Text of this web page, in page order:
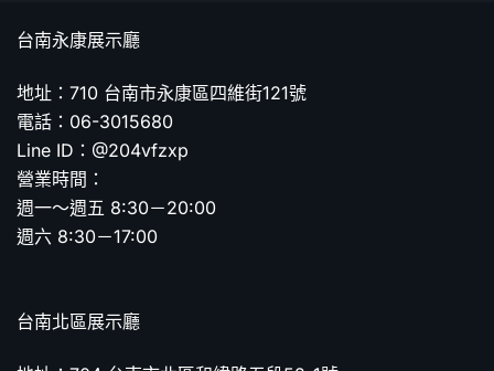
台南永康展示廳
地址：710 台南市永康區四維街121號
電話：06-3015680
Line ID：@204vfzxp
營業時間：
週一～週五 8:30－20:00
週六 8:30－17:00
台南北區展示廳